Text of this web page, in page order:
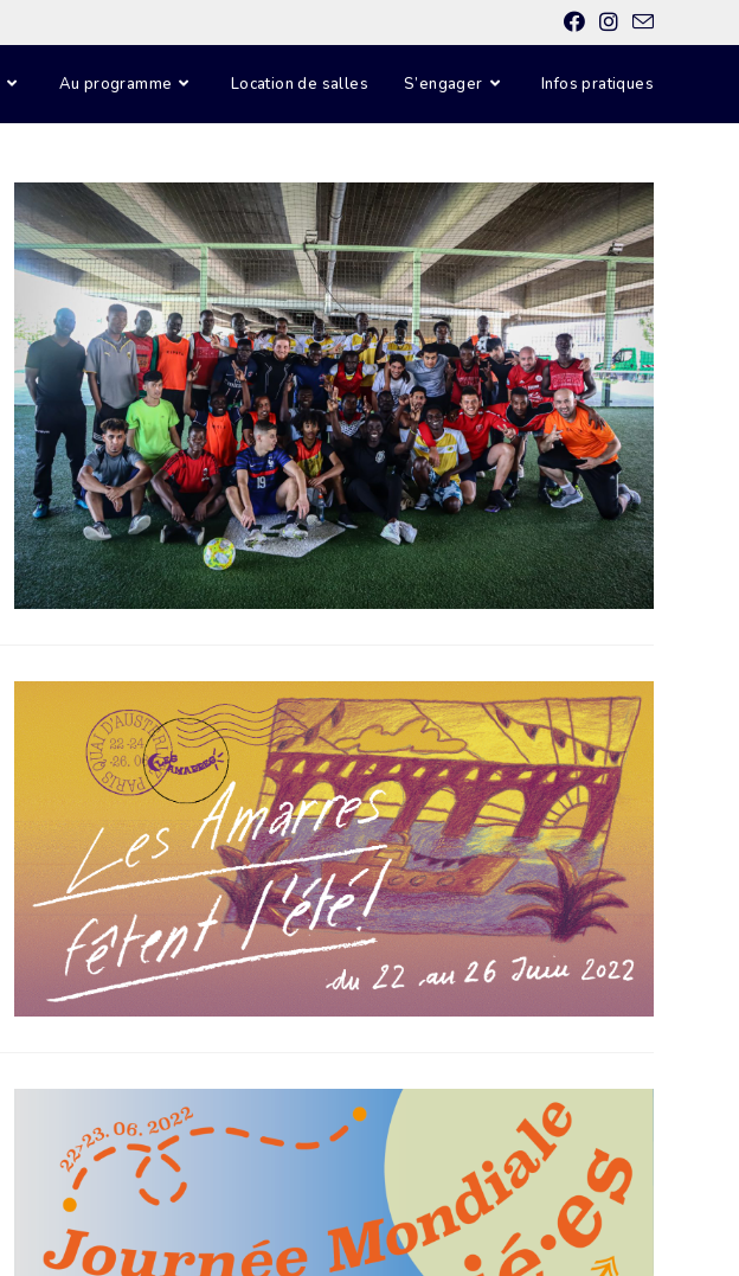
Au programme Location de salles S’engager Infos pratiques